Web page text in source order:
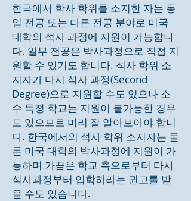
한국에서 학사 학위를 소지한 자는 동
일 전공 또는 다른 전공 분야로 미국
대학의 석사 과정에 지원이 가능합니
다. 일부 전공은 박사과정으로 직접 지
원할 수 있기도 합니다. 석사 학위 소
지자가 다시 석사 과정(Second
Degree)으로 지원할 수도 있으나 소
수 특정 학교는 지원이 불가능한 경우
도 있으므로 미리 잘 알아보아야 합니
다. 한국에서의 석사 학위 소지자는 물
론 미국 대학의 박사과정에 지원이 가
능하며 가끔은 학교 측으로부터 다시
석사과정부터 입학하라는 권고를 받
을 수도 있습니다.